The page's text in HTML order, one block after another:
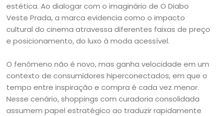
estética. Ao dialogar com o imaginário de O Diabo
Veste Prada, a marca evidencia como o impacto
cultural do cinema atravessa diferentes faixas de preço
e posicionamento, do luxo à moda acessível.
O fenômeno não é novo, mas ganha velocidade em um
contexto de consumidores hiperconectados, em que o
tempo entre inspiração e compra é cada vez menor.
Nesse cenário, shoppings com curadoria consolidada
assumem papel estratégico ao traduzir rapidamente